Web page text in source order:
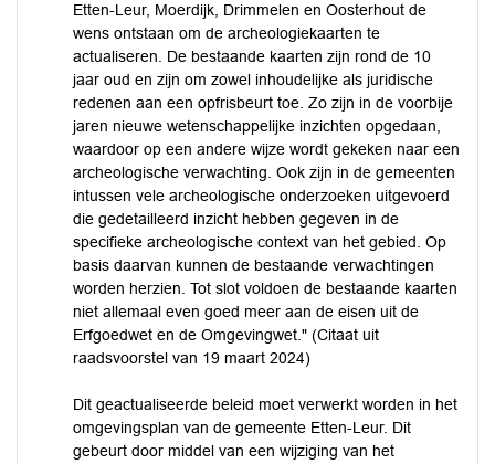
Etten-Leur, Moerdijk, Drimmelen en Oosterhout de
wens ontstaan om de archeologiekaarten te
actualiseren. De bestaande kaarten zijn rond de 10
jaar oud en zijn om zowel inhoudelijke als juridische
redenen aan een opfrisbeurt toe. Zo zijn in de voorbije
jaren nieuwe wetenschappelijke inzichten opgedaan,
waardoor op een andere wijze wordt gekeken naar een
archeologische verwachting. Ook zijn in de gemeenten
intussen vele archeologische onderzoeken uitgevoerd
die gedetailleerd inzicht hebben gegeven in de
specifieke archeologische context van het gebied. Op
basis daarvan kunnen de bestaande verwachtingen
worden herzien. Tot slot voldoen de bestaande kaarten
niet allemaal even goed meer aan de eisen uit de
Erfgoedwet en de Omgevingwet." (Citaat uit
raadsvoorstel van 19 maart 2024)
Dit geactualiseerde beleid moet verwerkt worden in het
omgevingsplan van de gemeente Etten-Leur. Dit
gebeurt door middel van een wijziging van het